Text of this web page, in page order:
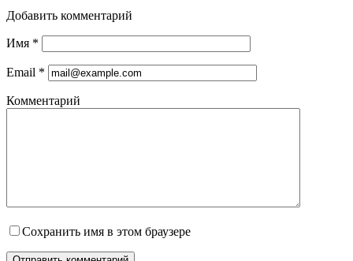
Добавить комментарий
Имя *
Email *
Комментарий
Сохранить имя в этом браузере